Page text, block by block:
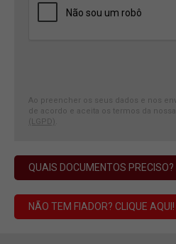
Ao preencher os seus dados e nos
de acordo e aceita os termos da nossa
(LGPD)
QUAIS DOCUMENTOS PRECISO?
NÃO TEM FIADOR? CLIQUE AQUI!